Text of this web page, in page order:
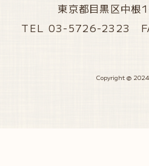
東京都目黒区中
TEL 03-5726-2323
Copyright @